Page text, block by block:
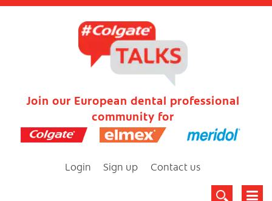
Join our European dental professional
community for
Login Sign up Contact us